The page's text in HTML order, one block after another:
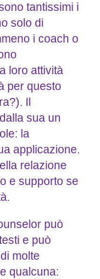
tantissimi i
solo di
i coach o
loro attività
per questo
Il
sua un
la
applicazione.
relazione
e supporto se
può
e può
molte
qualcuna: